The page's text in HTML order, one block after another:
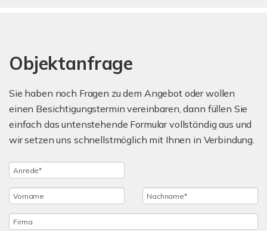
Objektanfrage
Sie haben noch Fragen zu dem Angebot oder wollen
einen Besichtigungstermin vereinbaren, dann füllen Sie
einfach das untenstehende Formular vollständig aus und
wir setzen uns schnellstmöglich mit Ihnen in Verbindung.